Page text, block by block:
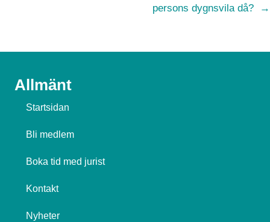
persons dygnsvila då? →
Allmänt
Startsidan
Bli medlem
Boka tid med jurist
Kontakt
Nyheter